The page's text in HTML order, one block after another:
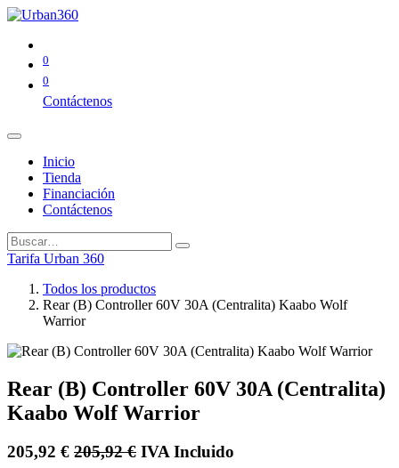
0
0
Contáctenos
Inicio
Tienda
Financiación
Contáctenos
Tarifa Urban 360
Todos los productos
Rear (B) Controller 60V 30A (Centralita) Kaabo Wolf
Warrior
Rear (B) Controller 60V 30A (Centralita)
Kaabo Wolf Warrior
205,92 € 205,92€ IVA Incluido